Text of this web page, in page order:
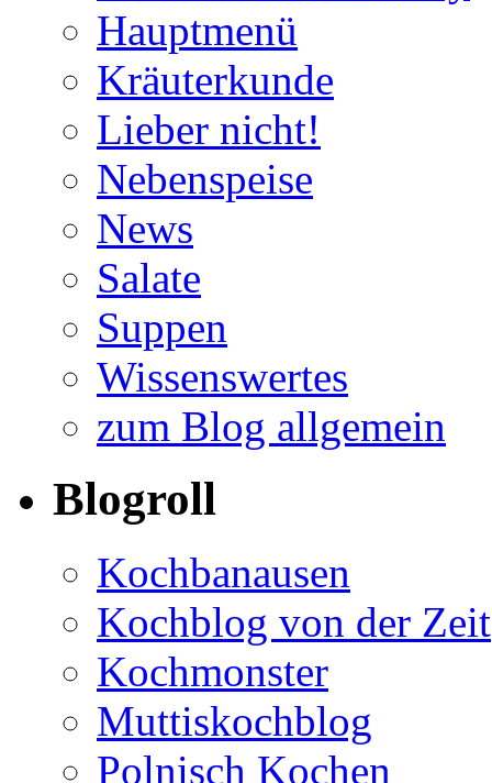
Hauptmenü
Kräuterkunde
Lieber nicht!
Nebenspeise
News
Salate
Suppen
Wissenswertes
zum Blog allgemein
Blogroll
Kochbanausen
Kochblog von der Zeit
Kochmonster
Muttiskochblog
Polnisch Kochen